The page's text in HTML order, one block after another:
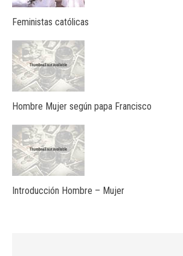
Feministas católicas
Hombre Mujer según papa Francisco
Introducción Hombre – Mujer